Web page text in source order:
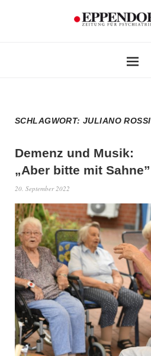
SCHLAGWORT:JULIANO ROSSI
Demenz und Musik:
„Aber bitte mit Sahne”
20. September 2022